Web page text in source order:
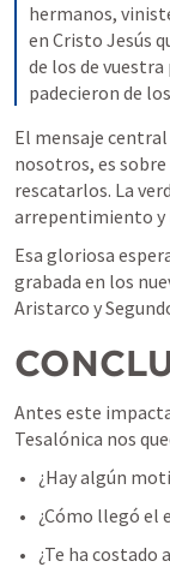
hermanos,
en Cristo Jesús
de los de
padecieron de
El mensaje
nosotros, es sobre
rescatarlos. La
arrepentimiento y
Esa gloriosa
grabada en los
Aristarco y
Antes este
Tesalónica nos
¿Hay algún
¿Cómo llegó el
¿Te ha costado